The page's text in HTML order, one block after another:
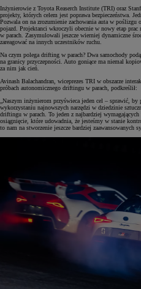
Inżynierowie z Toyota Reaserch Institute (TRI) oraz
projekty, których celem jest poprawa bezpieczeństwa.
Pozwala on na zrozumienie zachowania auta w poślizgu
pojazd. Projektanci wkroczyli obecnie w nowy etap
w parach. Zasymulowali jeszcze wierniej dynamiczne
zareagować na innych uczestników ruchu.
Na czym polega drifting w parach? Dwa samochody
na granicy przyczepności. Auto goniące ma niemal
za nim jak cień.
Avinash Balachandran, wiceprezes TRI w obszarze
próbach autonomicznego driftingu w parach, podkreślił:
„Naszym inżynierom przyświeca jeden cel – sprawić, by
wykorzystaniu najnowszych narzędzi w dziedzinie
driftingu w parach. To jeden z najbardziej
osiągnięcie, które udowadnia, że jesteśmy w stanie
to nam na stworzenie jeszcze bardziej zaawansowanych